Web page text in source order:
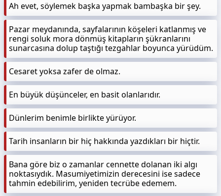
Ah evet, söylemek başka yapmak bambaşka bir şey.
Pazar meydanında, sayfalarının köşeleri katlanmış ve
rengi soluk mora dönmüş kitapların şükranlarını
sunarcasına dolup taştığı tezgahlar boyunca yürüdüm.
Cesaret yoksa zafer de olmaz.
En büyük düşünceler, en basit olanlarıdır.
Dünlerim benimle birlikte yürüyor.
Tarih insanların bir hiç hakkında yazdıkları bir hiçtir.
Bana göre biz o zamanlar cennette dolanan iki algı
noktasıydık. Masumiyetimizin derecesini ise sadece
tahmin edebilirim, yeniden tecrübe edemem.